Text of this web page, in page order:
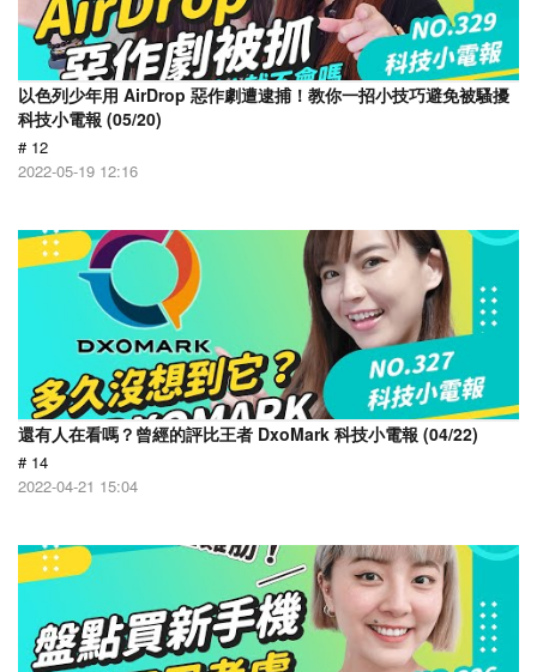
以色列少年用 AirDrop 惡作劇遭逮捕！教你一招小技巧避免被騷擾
科技小電報 (05/20)
# 12
2022-05-19 12:16
還有人在看嗎？曾經的評比王者 DxoMark 科技小電報 (04/22)
# 14
2022-04-21 15:04